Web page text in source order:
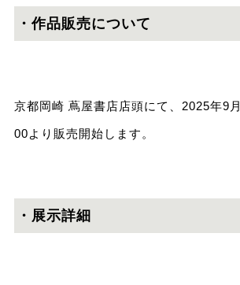
・作品販売について
京都岡崎 蔦屋書店店頭にて、2025年9
00より販売開始します。
・展⽰詳細